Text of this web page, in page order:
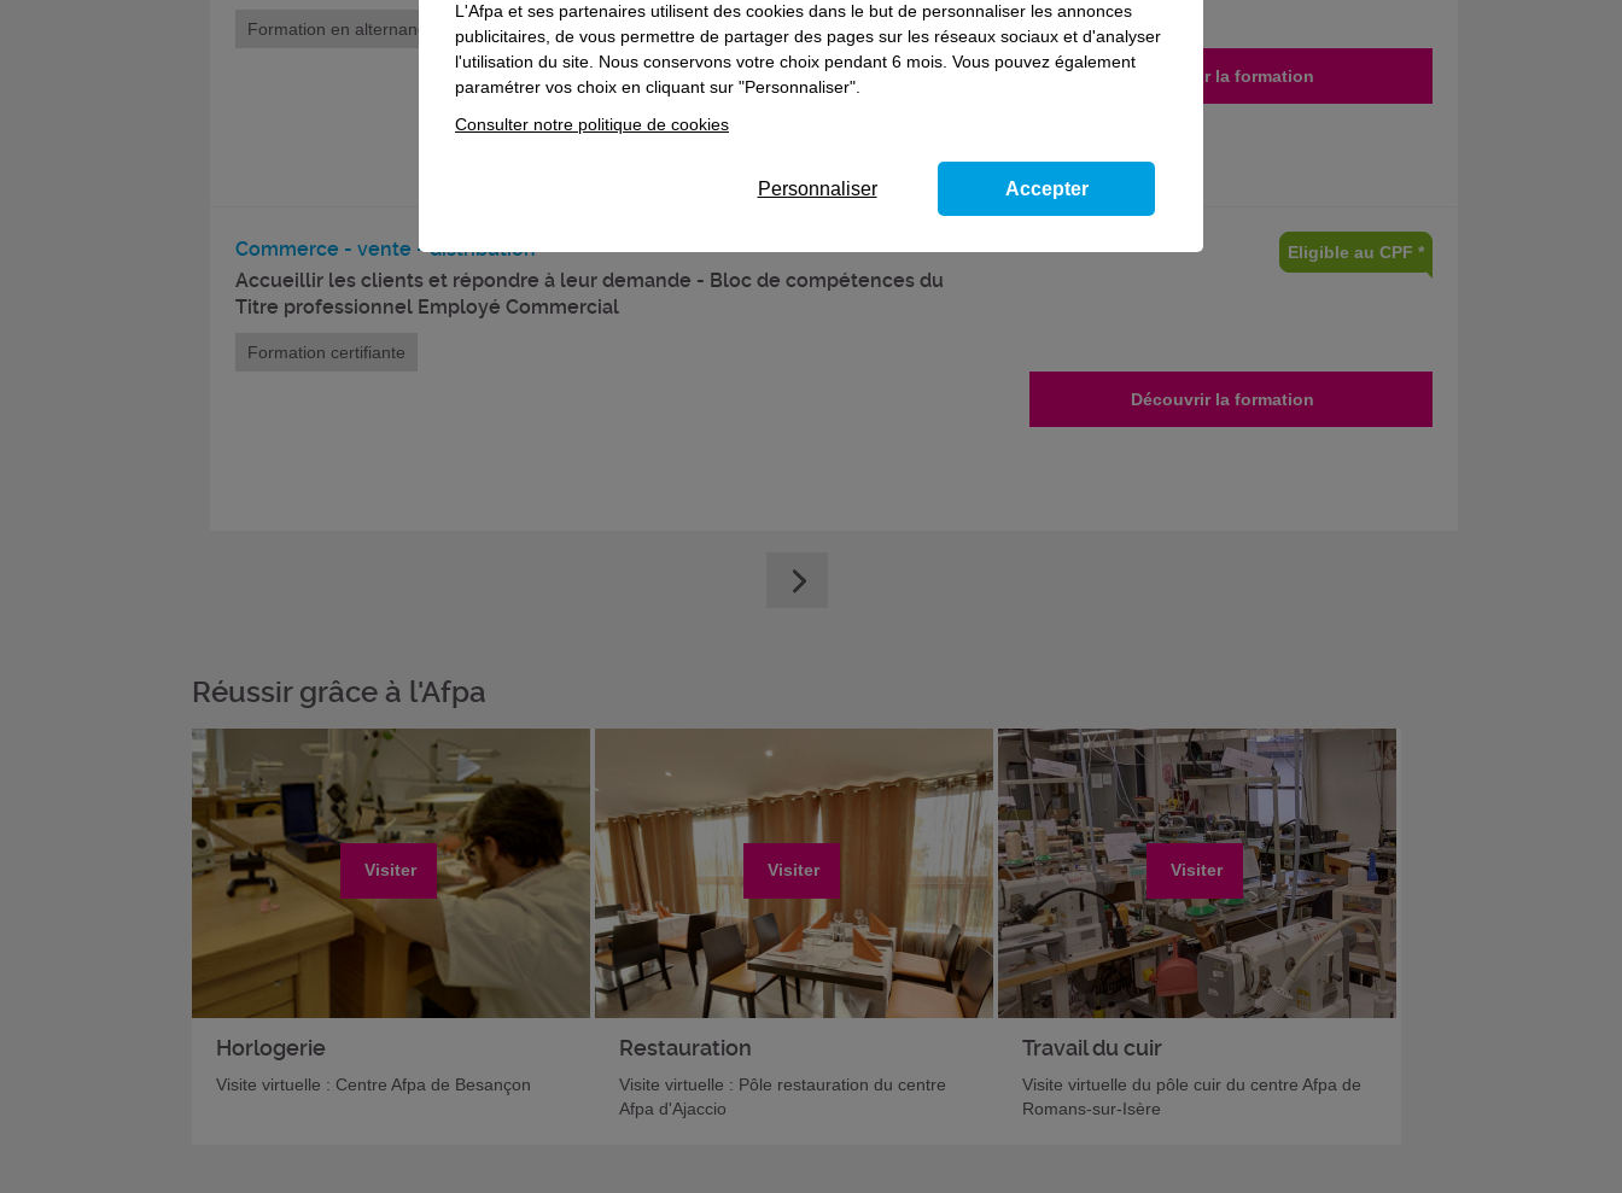
Formation en alternance
Découvrir la formation
Commerce - vente - distribution
Accueillir les clients et répondre à leur demande - Bloc de compétences du
Titre professionnel Employé Commercial
Eligible au CPF *
Formation certifiante
Découvrir la formation
Réussir grâce à l'Afpa
Visiter
Horlogerie
Visite virtuelle : Centre Afpa de Besançon
Visiter
Restauration
Visite virtuelle : Pôle restauration du centre
Afpa d'Ajaccio
Visiter
Travail du cuir
Visite virtuelle du pôle cuir du centre Afpa de
Romans-sur-Isère
L'Afpa et ses partenaires utilisent des cookies dans le but de personnaliser les annonces
publicitaires, de vous permettre de partager des pages sur les réseaux sociaux et d'analyser
l'utilisation du site. Nous conservons votre choix pendant 6 mois. Vous pouvez également
paramétrer vos choix en cliquant sur "Personnaliser".
Consulter notre politique de cookies
Personnaliser Accepter